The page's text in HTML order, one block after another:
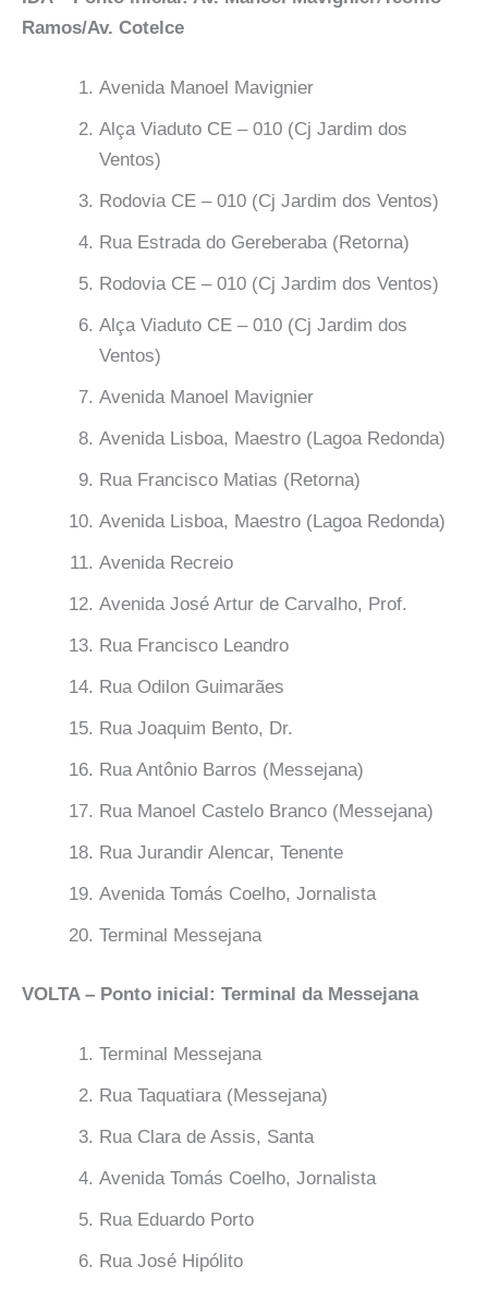
Ramos/Av. Cotelce
Avenida Manoel Mavignier
Alça Viaduto CE – 010 (Cj Jardim dos
Ventos)
Rodovia CE – 010 (Cj Jardim dos Ventos)
Rua Estrada do Gereberaba (Retorna)
Rodovia CE – 010 (Cj Jardim dos Ventos)
Alça Viaduto CE – 010 (Cj Jardim dos
Ventos)
Avenida Manoel Mavignier
Avenida Lisboa, Maestro (Lagoa Redonda)
Rua Francisco Matias (Retorna)
Avenida Lisboa, Maestro (Lagoa Redonda)
Avenida Recreio
Avenida José Artur de Carvalho, Prof.
Rua Francisco Leandro
Rua Odilon Guimarães
Rua Joaquim Bento, Dr.
Rua Antônio Barros (Messejana)
Rua Manoel Castelo Branco (Messejana)
Rua Jurandir Alencar, Tenente
Avenida Tomás Coelho, Jornalista
Terminal Messejana
VOLTA – Ponto inicial: Terminal da Messejana
Terminal Messejana
Rua Taquatiara (Messejana)
Rua Clara de Assis, Santa
Avenida Tomás Coelho, Jornalista
Rua Eduardo Porto
Rua José Hipólito